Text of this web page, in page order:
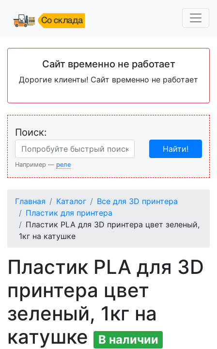
Сайт временно не работает
Дорогие клиенты! Сайт временно не работает
Поиск:
Например — реле
Найти!
Главная Каталог
Все для 3D принтера
Пластик для принтера
Пластик PLA для 3D принтера цвет зеленый,
1кг на катушке
Пластик PLA для 3D
принтера цвет
зеленый, 1кг на
катушке
В наличии